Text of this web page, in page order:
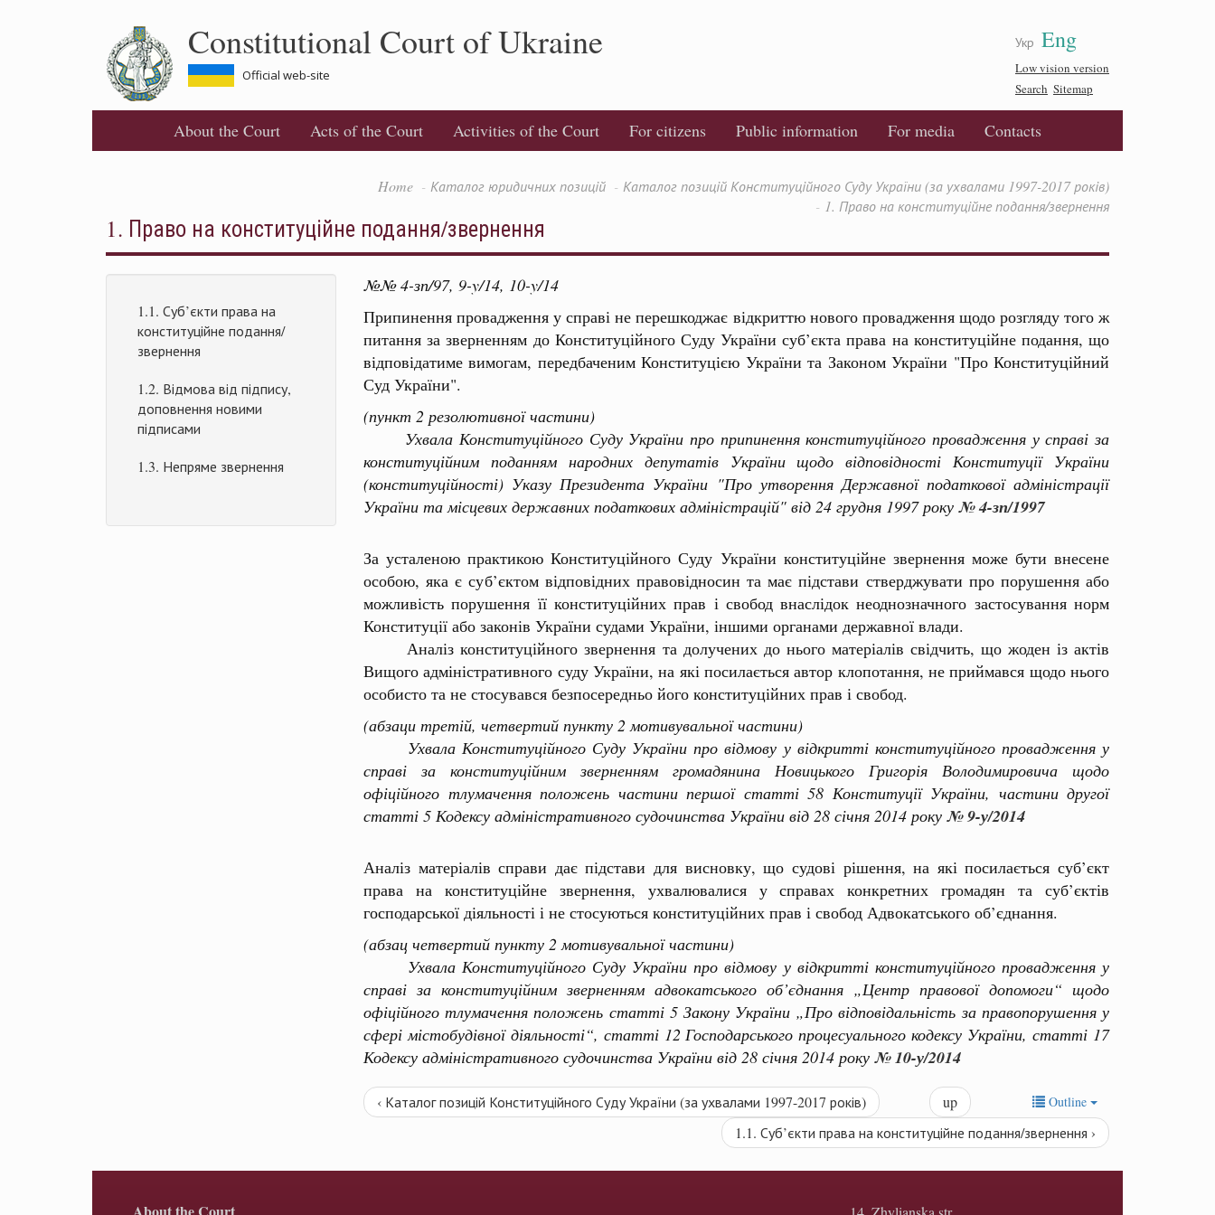
Укр Eng
Low vision version
Search Sitemap
Constitutional Court of Ukraine
Official web-site
About the Court Acts of the Court Activities of the Court For citizens Public information For media Contacts
Home Каталог юридичних позицій
Каталог позицій Конституційного Суду України (за ухвалами 1997-2017 років)
1. Право на конституційне подання/звернення
1. Право на конституційне подання/звернення
1.1. Суб’єкти права на
конституційне подання/
звернення
1.2. Відмова від підпису,
доповнення новими
підписами
1.3. Непряме звернення
№№ 4-зп/97, 9-y/14, 10-y/14
Припинення провадження у справі не перешкоджає відкриттю нового провадження щодо розгляду того ж
питання за зверненням до Конституційного Суду України суб’єкта права на конституційне подання, що
відповідатиме вимогам, передбаченим Конституцією України та Законом України "Про Конституційний
Суд України".
(пункт 2 резолютивної частини)
Ухвала Конституційного Суду України про припинення конституційного провадження у справі за
конституційним поданням народних депутатів України щодо відповідності Конституції України
(конституційності) Указу Президента України "Про утворення Державної податкової адміністрації
України та місцевих державних податкових адміністрацій" від 24 грудня 1997 року № 4-зп/1997
За усталеною практикою Конституційного Суду України конституційне звернення може бути внесене
особою, яка є суб’єктом відповідних правовідносин та має підстави стверджувати про порушення або
можливість порушення її конституційних прав і свобод внаслідок неоднозначного застосування норм
Конституції або законів України судами України, іншими органами державної влади.
Аналіз конституційного звернення та долучених до нього матеріалів свідчить, що жоден із актів
Вищого адміністративного суду України, на які посилається автор клопотання, не приймався щодо нього
особисто та не стосувався безпосередньо його конституційних прав і свобод.
(абзаци третій, четвертий пункту 2 мотивувальної частини)
Ухвала Конституційного Суду України про відмову у відкритті конституційного провадження у
справі за конституційним зверненням громадянина Новицького Григорія Володимировича щодо
офіційного тлумачення положень частини першої статті 58 Конституції України, частини другої
статті 5 Кодексу адміністративного судочинства України від 28 січня 2014 року № 9-у/2014
Аналіз матеріалів справи дає підстави для висновку, що судові рішення, на які посилається суб’єкт
права на конституційне звернення, ухвалювалися у справах конкретних громадян та суб’єктів
господарської діяльності і не стосуються конституційних прав і свобод Адвокатського об’єднання.
(абзац четвертий пункту 2 мотивувальної частини)
Ухвала Конституційного Суду України про відмову у відкритті конституційного провадження у
справі за конституційним зверненням адвокатського об’єднання „Центр правової допомоги“ щодо
офіційного тлумачення положень статті 5 Закону України „Про відповідальність за правопорушення у
сфері містобудівної діяльності“, статті 12 Господарського процесуального кодексу України, статті 17
Кодексу адміністративного судочинства України від 28 січня 2014 року № 10-у/2014
Outline
‹ Каталог позицій Конституційного Суду України (за ухвалами 1997-2017 років)
up
1.1. Суб’єкти права на конституційне подання/звернення ›
About the Court